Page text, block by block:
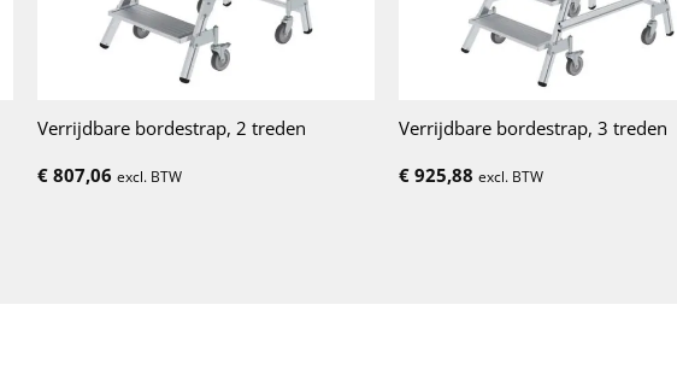
Verrijdbare bordestrap, 2 treden
€807,06 excl. BTW
Verrijdbare bordestrap, 3 treden
€925,88 excl. BTW